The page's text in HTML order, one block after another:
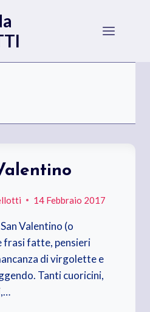
14 Febbraio 2017
Valentino (o
fatte, pensieri
di virgolette e
Tanti cuoricini,